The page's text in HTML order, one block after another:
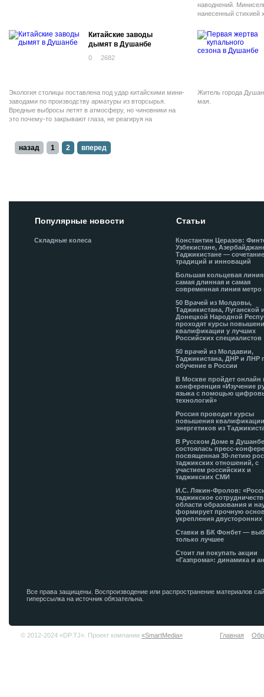
наводнений.
нанесенный стихией
Китайские заводы
дымят в Душанбе
0 2682
Экология столицы поставлена под удар китайскими мини-
заводами по производству арматуры из вторсырья.
Вредные выбросы летят в атмосферу, но чиновники на
это почему-то закрывают глаза, не реагируя на
Житель города
мая.
назад 1 2 вперед
Популярные новости
Складные колеса
Статьи
Константин Церазов:
Узбекистане,
Таджикистане —
традиций и инноваций
Большая кольцевая
самая длинная и самая
современная линия метро
50 Врачей из Молдовы,
Таджикистана, Луганской
Донецкой Народной
проходят курсы
квалификации у лучших
Российских специалистов
50 врачей из Молдавии,
Таджикистана, ДНР и ЛНР
обучение в России
В Москве пройдет онлайн
конференция «Изучение
языка с помощью
технологий»
Россия проводит курсы
повышения
энергетиков из
В Русском Доме в
состоялась пресс-
посвященная 30-летию
таджикских отношений, с
участием российских и
таджикских СМИ
И.С. Лякин-Фролов:
таджикское
области образования и
формирует прочную
укрепления двусторонних
Ставки в БК Фонбет —
только лучшее
Стоит ли покупать акции
«Газпрома»: динамика и
Все права защищены. Воспроизводение или распространение материалов
гиперссылка на источник обязательна.
© 2012-2024 «DP.TJ». Проект компании «SmartMedia» Главная